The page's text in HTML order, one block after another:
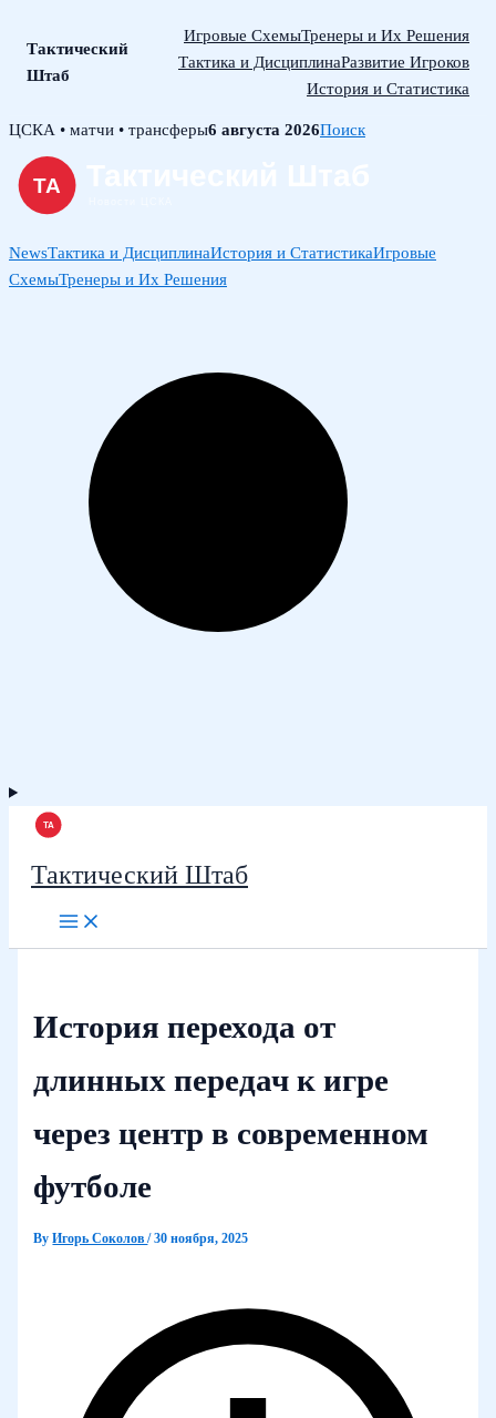
Тактический
Штаб
Игровые СхемыТренеры и Их Решения
Тактика и ДисциплинаРазвитие Игроков
История и Статистика
Skip
content
ЦСКА • матчи • трансферы6 августа 2026Поиск
NewsТактика и ДисциплинаИстория и СтатистикаИгровые
СхемыТренеры и Их Решения
Тактический Штаб
История перехода от
длинных передач к игре
через центр в современном
футболе
ByИгорь Соколов/30 ноября, 2025